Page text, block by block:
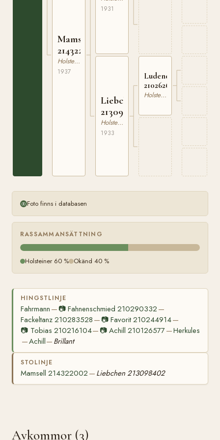
Mamsell
214322002
Holsteiner
1937
1931
Liebchen
213098402
Holsteiner
1933
Ludendorf
210262619
Holsteiner
Foto finns i databasen
RASSAMMANSÄTTNING
Holsteiner 60 % Okänd 40 %
HINGSTLINJE
Fahrmann — 📷Fahnenschmied 210290332 —
Fackeltanz 210283528 — 📷Favorit 210244914—
📷 Tobias 210216104— 📷Achill 210126577 —Herkules
—Achill— Brillant
STOLINJE
Mamsell 214322002 — Liebchen 213098402
Avkommor (3)